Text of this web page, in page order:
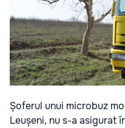
Șoferul unui microbuz
Leușeni, nu s-a asigurat